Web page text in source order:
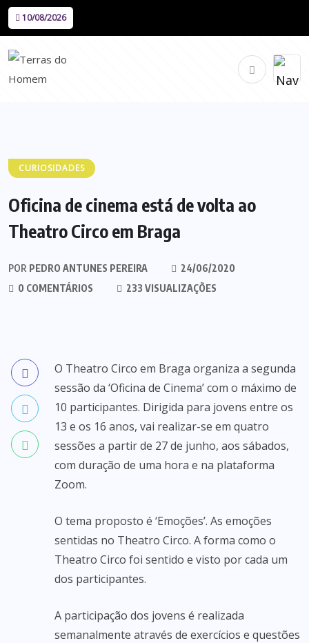
10/08/2026
CURIOSIDADES
Oficina de cinema está de volta ao
Theatro Circo em Braga
POR PEDRO ANTUNES PEREIRA
24/06/2020
0 COMENTÁRIOS
233 VISUALIZAÇÕES
O Theatro Circo em Braga organiza a segunda
sessão da ‘Oficina de Cinema’ com o máximo de
10 participantes. Dirigida para jovens entre os
13 e os 16 anos, vai realizar-se em quatro
sessões a partir de 27 de junho, aos sábados,
com duração de uma hora e na plataforma
Zoom.
O tema proposto é ‘Emoções’. As emoções
sentidas no Theatro Circo. A forma como o
Theatro Circo foi sentido e visto por cada um
dos participantes.
A participação dos jovens é realizada
semanalmente através de exercícios e questões